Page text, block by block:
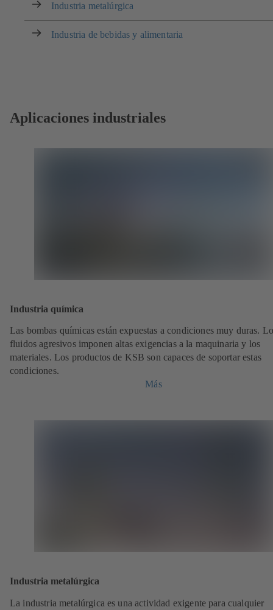
Industria metalúrgica
Industria de bebidas y alimentaria
Aplicaciones industriales
Industria química
Las bombas químicas están expuestas a condiciones muy duras.
fluidos agresivos imponen altas exigencias a la maquinaria y los
materiales. Los productos de KSB son capaces de soportar estas
condiciones.
Más
Industria metalúrgica
La industria metalúrgica es una actividad exigente para cualquier